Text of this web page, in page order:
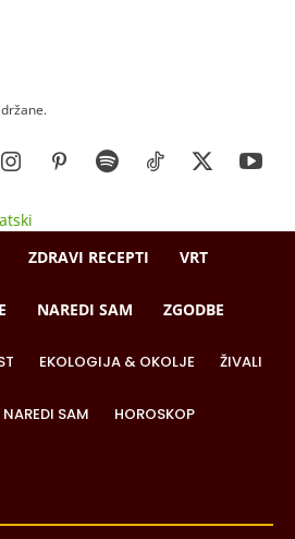
ZDRAVI RECEPTI VRT
NAREDI SAM ZGODBE
EKOLOGIJA & OKOLJE ŽIVALI
NAREDI SAM HOROSKOP